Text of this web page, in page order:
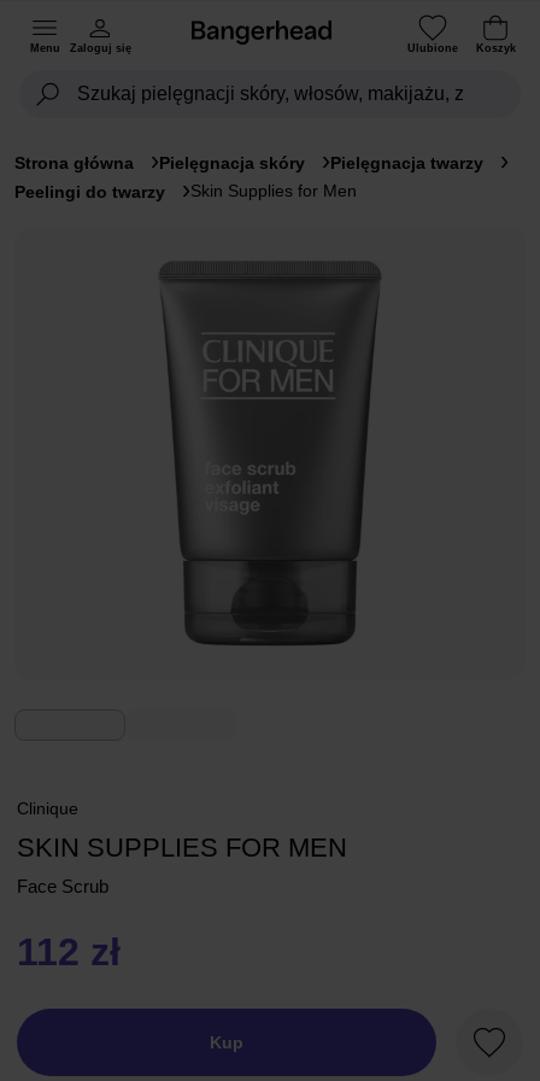
Menu Zaloguj się Ulubione Koszyk
Strona główna Pielęgnacja skóry
Pielęgnacja twarzy
Peelingi do twarzy
Skin Supplies for Men
Clinique
SKIN SUPPLIES FOR MEN
Face Scrub
112 zł
Kup